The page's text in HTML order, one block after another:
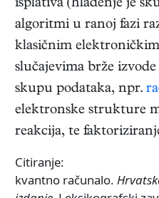
isplativa (hlađenje je
algoritmi u ranoj fazi
klasičnim
slučajevima brže
skupu podataka, npr.
elektronske strukture
reakcija, te
Citiranje:
kvantno računalo.